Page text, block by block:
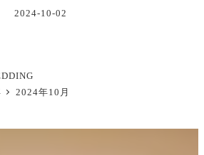
2024-10-02
2024年10月